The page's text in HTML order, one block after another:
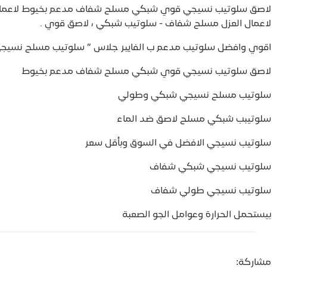
لاصق سلوتيب نسيجي قوي شبكي مسلح شفاف مدعم بخيوط
لاعمال العزل مسلح شفاف - سلوتيب شبكي ، لاصق قوي .
اقوي وافضل سلوتيب مدعم ب الفايبر جلاس ” سلوتيب مسلح
لاصق سلوتيب نسيجي قوي شبكي مسلح شفاف مدعم بخيوط
سلوتيب مسلح نسيجي شبكي وطولي
سلوتيبب شبكي مسلح لاصق ضد الماء
سلوتيب نسيجي الافضل في السوق وبأقل سعر
سلوتيب نسيجي شبكي شفاف
سلوتيب نسيجي طولي شفاف
بيستحمل الحرارة وعوامل الجو الصعبة
مشاركة: